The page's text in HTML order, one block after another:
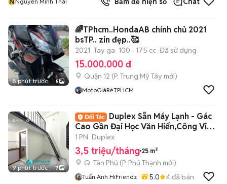
8 phút trước 5
🌈TPhcm..HondaAB chính chủ 2021
bsTP.. zin đẹp..🥰
2021 Tay ga 100 - 175 cc Đã sử dụng
15.000.000 đ
Quận 12 (P. Trung Mỹ Tây mới)
MotoGiáRẻTPHCM
9 phút trước 7
Duplex Sẵn Máy Lạnh - Gác
Cao Gần Đại Học Văn Hiến,Công Viên
Đầm Sen
1 PN Duplex
3,5 triệu/tháng 25 m²
Q. Tân Phú (P. Phú Thạnh mới)
Tuấn Anh HiFriendz 5.0 4đã bán